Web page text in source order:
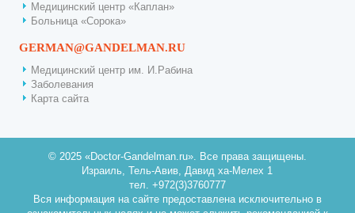
Медицинский центр «Каплан»
Больница «Сорока»
GERMAN@GANDELMAN.RU
Медицинский центр им. И.Рабина
Заболевания
Карта сайта
© 2025 «Doctor-Gandelman.ru». Все права защищены.
Израиль, Тель-Авив, Давид ха-Мелех 1
тел. +972(3)3760777
Вся информация на сайте предоставлена исключительно в